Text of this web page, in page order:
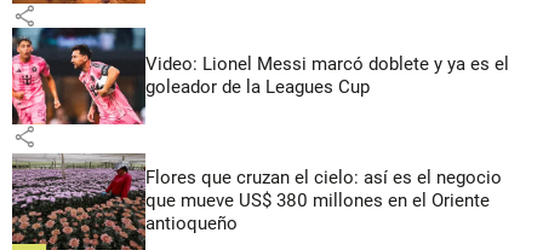
share
Video: Lionel Messi marcó doblete y ya es el
goleador de la Leagues Cup
share
Flores que cruzan el cielo: así es el negocio
que mueve US$ 380 millones en el Oriente
antioqueño